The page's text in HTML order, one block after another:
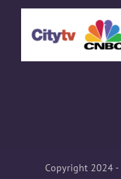
Copyright 2024 -